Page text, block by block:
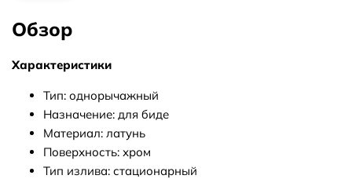
Обзор
Характеристики
Тип: однорычажный
Назначение: для биде
Материал: латунь
Поверхность: хром
Тип излива: стационарный